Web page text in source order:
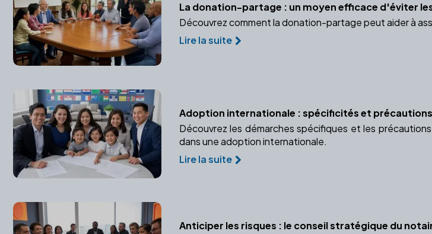
La donation-partage : un moyen efficace d'éviter
Découvrez comment la donation-partage peut aider à
Lire la suite
Adoption internationale : spécificités et précautions
Découvrez les démarches spécifiques et les
dans une adoption internationale.
Lire la suite
Anticiper les risques : le conseil stratégique du